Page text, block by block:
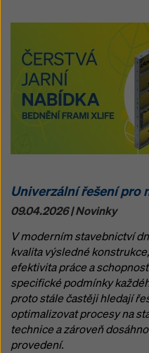
Univerzální řešení pro
09.04.2026 | Novinky
V moderním stavebnictví
kvalita výsledné
efektivita práce a
specifické podmínky
proto stále častěji hledají
optimalizovat procesy na
technice a zároveň
provedení.